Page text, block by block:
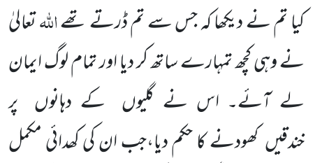
کیا تم نے دیکھا کہ جس سے تم ڈرتے تھےاللّٰہتعالیٰ
نے وہی کچھ تمہارے ساتھ کر دیا اور تمام لوگ ایمان
لے آئے۔ اس نے گلیوں کے دہانوں پر
خندقیں کھودنے کا حکم دیا،جب ان کی کھدائی مکمل